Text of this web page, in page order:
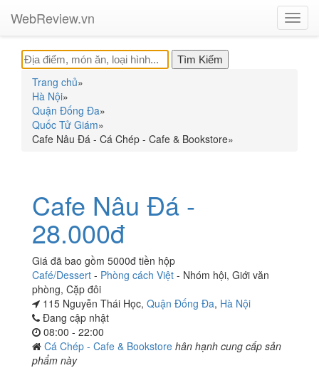
WebReview.vn
Trang chủ»
Hà Nội»
Quận Đống Đa»
Quốc Tử Giám»
Cafe Nâu Đá - Cá Chép - Cafe & Bookstore»
Cafe Nâu Đá -
28.000đ
Giá đã bao gồm 5000đ tiền hộp
Café/Dessert - Phòng cách Việt - Nhóm hội, Giới văn
phòng, Cặp đôi
115 Nguyễn Thái Học, Quận Đống Đa, Hà Nội
Đang cập nhật
08:00 - 22:00
Cá Chép - Cafe & Bookstore hân hạnh cung cấp sản
phẩm này